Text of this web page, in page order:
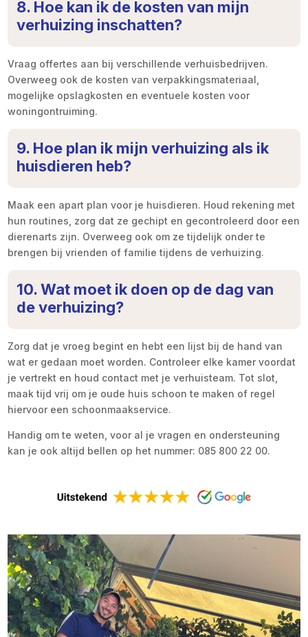
8. Hoe kan ik de kosten van mijn
verhuizing inschatten?
Vraag offertes aan bij verschillende verhuisbedrijven.
Overweeg ook de kosten van verpakkingsmateriaal,
mogelijke opslagkosten en eventuele kosten voor
woningontruiming.
9. Hoe plan ik mijn verhuizing als ik
huisdieren heb?
Maak een apart plan voor je huisdieren. Houd rekening met
hun routines, zorg dat ze gechipt en gecontroleerd door een
dierenarts zijn. Overweeg ook om ze tijdelijk onder te
brengen bij vrienden of familie tijdens de verhuizing.
10. Wat moet ik doen op de dag van
de verhuizing?
Zorg dat je vroeg begint en hebt een lijst bij de hand van
wat er gedaan moet worden. Controleer elke kamer voordat
je vertrekt en houd contact met je verhuisteam. Tot slot,
maak tijd vrij om je oude huis schoon te maken of regel
hiervoor een schoonmaakservice.
Handig om te weten, voor al je vragen en ondersteuning
kan je ook altijd bellen op het nummer: 085 800 22 00.